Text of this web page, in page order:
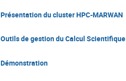
Présentation du cluster HPC-MARWAN
Outils de gestion du Calcul Scientifique
Démonstration